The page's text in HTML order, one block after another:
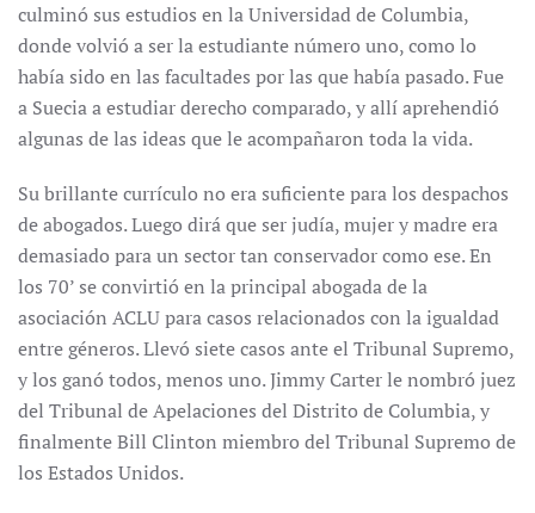
culminó sus estudios en la Universidad de Columbia,
donde volvió a ser la estudiante número uno, como lo
había sido en las facultades por las que había pasado. Fue
a Suecia a estudiar derecho comparado, y allí aprehendió
algunas de las ideas que le acompañaron toda la vida.
Su brillante currículo no era suficiente para los despachos
de abogados. Luego dirá que ser judía, mujer y madre era
demasiado para un sector tan conservador como ese. En
los 70’ se convirtió en la principal abogada de la
asociación ACLU para casos relacionados con la igualdad
entre géneros. Llevó siete casos ante el Tribunal Supremo,
y los ganó todos, menos uno. Jimmy Carter le nombró juez
del Tribunal de Apelaciones del Distrito de Columbia, y
finalmente Bill Clinton miembro del Tribunal Supremo de
los Estados Unidos.